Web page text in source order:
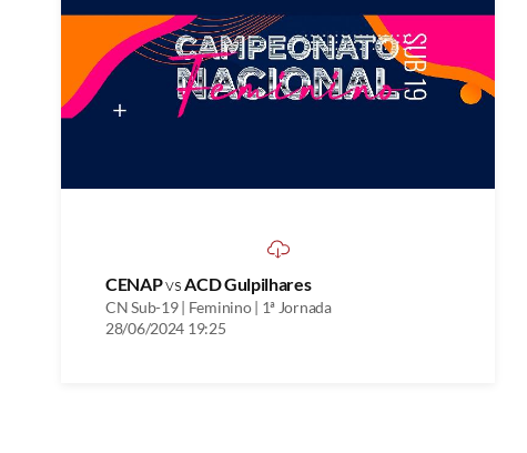
CENAPvsACD Gulpilhares
CN Sub-19 | Feminino | 1ª Jornada
28/06/2024 19:25